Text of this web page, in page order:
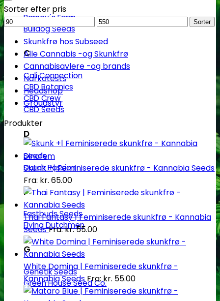
Barney´s Farm
Bulldog Seeds
C
Cali Connection
CBD Botanics
CBD Crew
CBD Seeds
D
Dinafem
Dutch Passion
F
Fastbuds Seeds
Flying Dutchmen
G
Genetik Seeds
Green House Seed Co.
Sorter efter pris
Mindstepris
Maks.
Sorter
Skunkfrø hos Subseed
Alle Cannabis -og Skunkfrø
Cannabisavlere -og brands
Narkotests
Headshop
Groudstyr
Produkter
Skunk +| Feminiserede skunkfrø - Kannabia Seeds
Fra: kr. 65.00
Thai Fantasy | Feminiserede skunkfrø - Kannabia
SeedsFra:kr.55.00
White Domina | Feminiserede skunkfrø -
Kannabia Seeds Fra:kr. 55.00